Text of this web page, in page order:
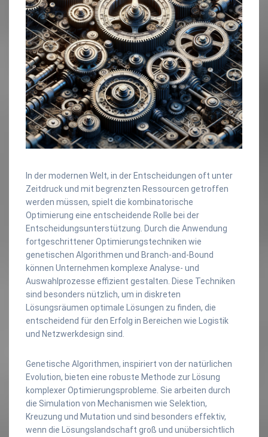
In der modernen Welt, in der Entscheidungen oft unter
Zeitdruck und mit begrenzten Ressourcen getroffen
werden müssen, spielt die kombinatorische
Optimierung eine entscheidende Rolle bei der
Entscheidungsunterstützung. Durch die Anwendung
fortgeschrittener Optimierungstechniken wie
genetischen Algorithmen und Branch-and-Bound
können Unternehmen komplexe Analyse- und
Auswahlprozesse effizient gestalten. Diese Techniken
sind besonders nützlich, um in diskreten
Lösungsräumen optimale Lösungen zu finden, die
entscheidend für den Erfolg in Bereichen wie Logistik
und Netzwerkdesign sind.
Genetische Algorithmen, inspiriert von der natürlichen
Evolution, bieten eine robuste Methode zur Lösung
komplexer Optimierungsprobleme. Sie arbeiten durch
die Simulation von Mechanismen wie Selektion,
Kreuzung und Mutation und sind besonders effektiv,
wenn die Lösungslandschaft groß und unübersichtlich